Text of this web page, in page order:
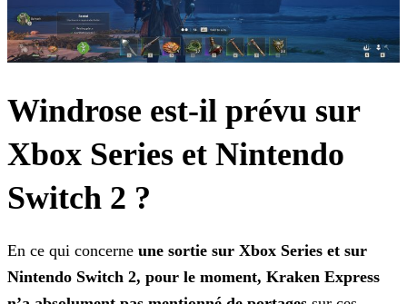
Windrose est-il prévu sur
Xbox Series et Nintendo
Switch 2 ?
En ce qui concerne une sortie sur Xbox Series et sur
Nintendo Switch 2, pour le moment, Kraken Express